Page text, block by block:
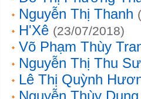
Nguyễn Thị Thanh
H'Xê (23/07/2018)
Võ Phạm Thùy
Nguyễn Thị Thu
Lê Thị Quỳnh
Nguyễn Thùy Dung